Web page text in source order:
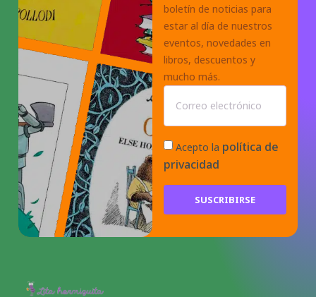
boletín de noticias para
estar al día de nuestros
eventos, novedades en
libros, descuentos y
mucho más.
Acepto la política de
privacidad
SUSCRIBIRSE